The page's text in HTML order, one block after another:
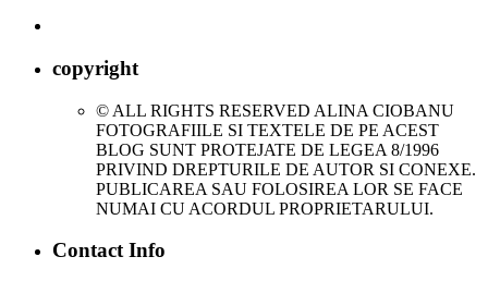
copyright
© ALL RIGHTS RESERVED ALINA CIOBANU
FOTOGRAFIILE SI TEXTELE DE PE ACEST
BLOG SUNT PROTEJATE DE LEGEA 8/1996
PRIVIND DREPTURILE DE AUTOR SI CONEXE.
PUBLICAREA SAU FOLOSIREA LOR SE FACE
NUMAI CU ACORDUL PROPRIETARULUI.
Contact Info